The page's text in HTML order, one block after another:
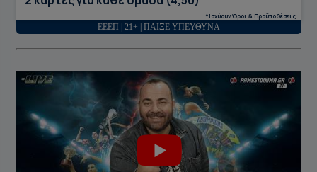
*Ισχύουν Όροι & Προϋποθέσεις
ΕΕΕΠ | 21+ | ΠΑΙΞΕ ΥΠΕΥΘΥΝΑ